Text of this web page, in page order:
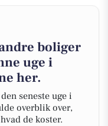
boliger
uge i
her.
seneste uge i
overblik over,
de koster.